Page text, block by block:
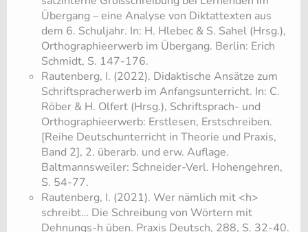
Übergang – eine Analyse von Diktattexten aus
dem 6. Schuljahr. In: H. Hlebec & S. Sahel (Hrsg.),
Orthographieerwerb im Übergang. Berlin: Erich
Schmidt, S. 147-176.
Rautenberg, I. (2022). Didaktische Ansätze zum
Schriftspracherwerb im Anfangsunterricht. In: C.
Röber & H. Olfert (Hrsg.), Schriftsprach- und
Orthographieerwerb: Erstlesen, Erstschreiben.
[Reihe Deutschunterricht in Theorie und Praxis,
Band 2], 2. überarb. und erw. Auflage.
Baltmannsweiler: Schneider-Verl. Hohengehren,
S. 54-77.
Rautenberg, I. (2021). Wer nämlich mit <h>
schreibt… Die Schreibung von Wörtern mit
Dehnungs-h üben. Praxis Deutsch, 288, S. 32-40.